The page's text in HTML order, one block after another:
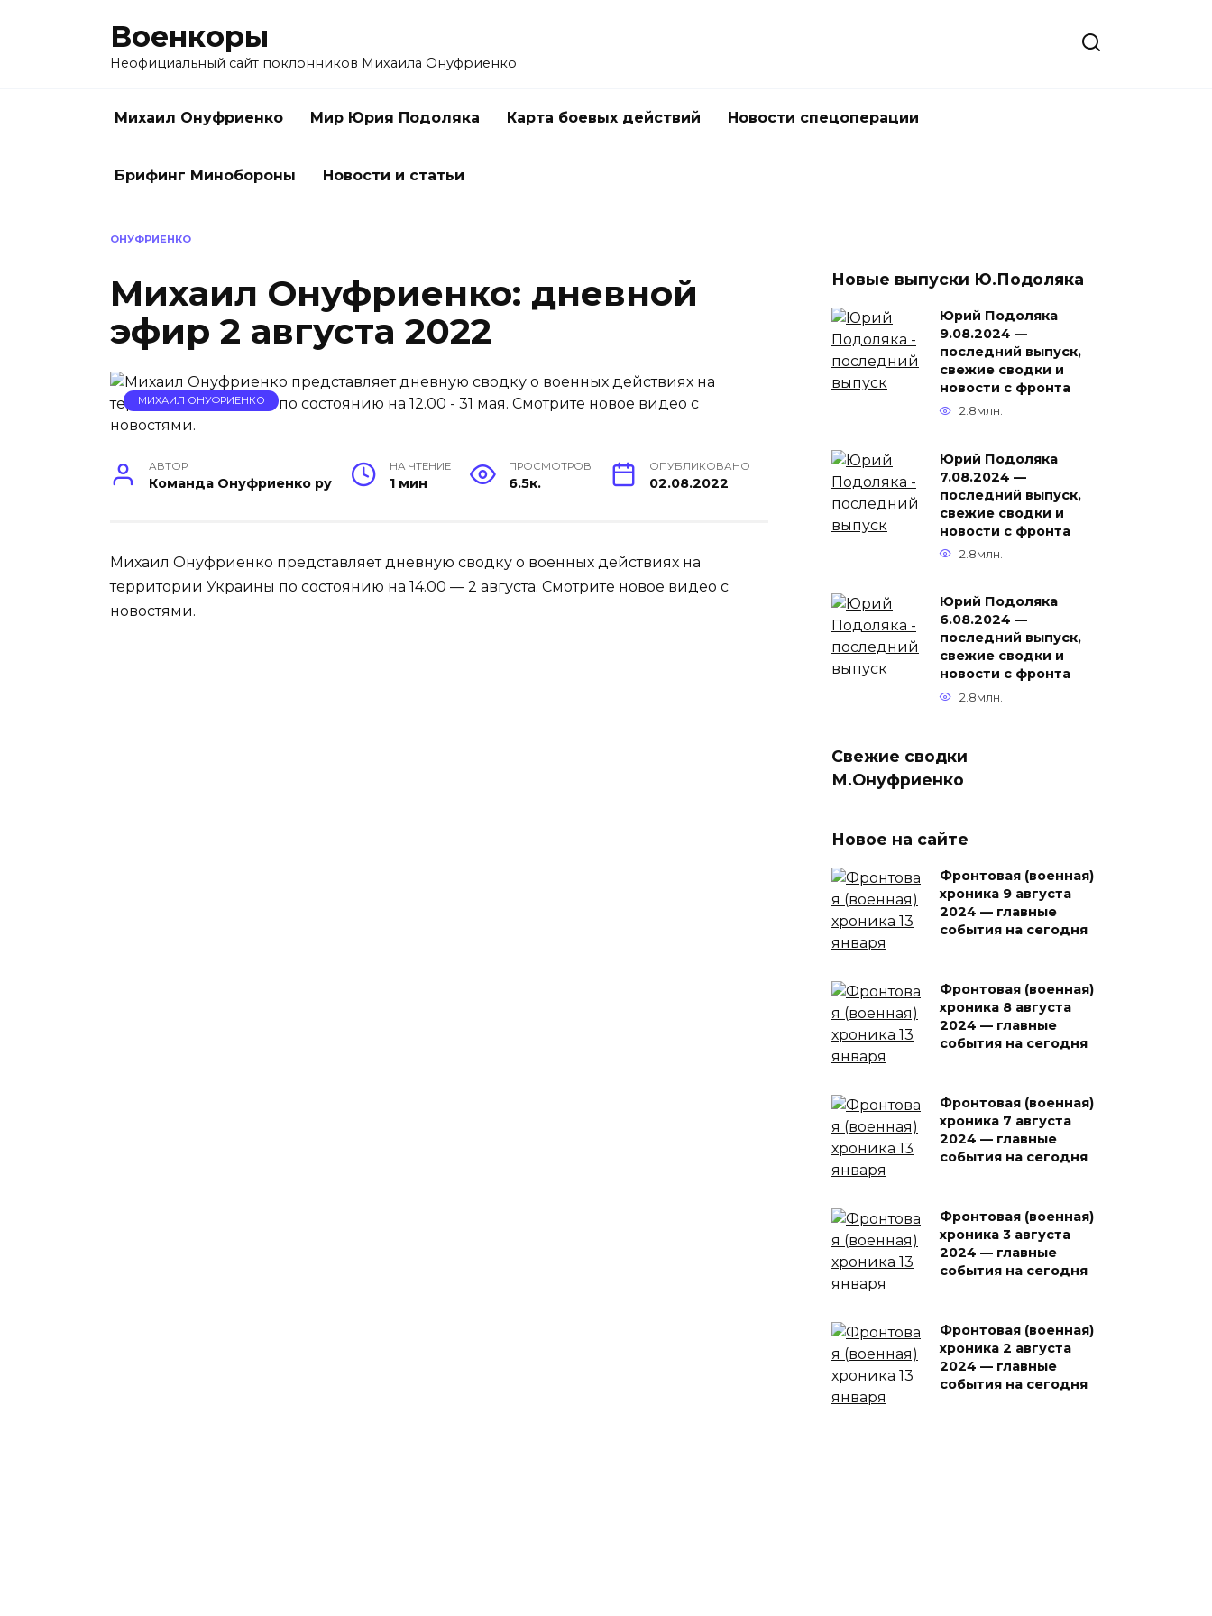
Военкоры
Неофициальный сайт поклонников Михаила Онуфриенко
Михаил Онуфриенко Мир Юрия Подоляка Карта боевых действий Новости спецоперации
Брифинг Минобороны Новости и статьи
ОНУФРИЕНКО
Михаил Онуфриенко: дневной
эфир 2 августа 2022
МИХАИЛ ОНУФРИЕНКО
АВТОР
Команда Онуфриенко ру
НА ЧТЕНИЕ
1 мин
ПРОСМОТРОВ
6.5к.
ОПУБЛИКОВАНО
02.08.2022
Михаил Онуфриенко представляет дневную сводку о военных действиях на
территории Украины по состоянию на 14.00 — 2 августа. Смотрите новое видео с
новостями.
Новые выпуски Ю.Подоляка
Юрий Подоляка
9.08.2024 —
последний выпуск,
свежие сводки и
новости с фронта
2.8млн.
Юрий Подоляка
7.08.2024 —
последний выпуск,
свежие сводки и
новости с фронта
2.8млн.
Юрий Подоляка
6.08.2024 —
последний выпуск,
свежие сводки и
новости с фронта
2.8млн.
Свежие сводки
М.Онуфриенко
Новое на сайте
Фронтовая (военная)
хроника 9 августа
2024 — главные
события на сегодня
Фронтовая (военная)
хроника 8 августа
2024 — главные
события на сегодня
Фронтовая (военная)
хроника 7 августа
2024 — главные
события на сегодня
Фронтовая (военная)
хроника 3 августа
2024 — главные
события на сегодня
Фронтовая (военная)
хроника 2 августа
2024 — главные
события на сегодня